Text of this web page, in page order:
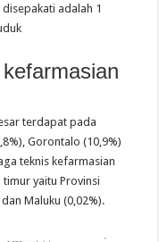
adalah 1
terdapat pada
Gorontalo (10,9%)
teknis kefarmasian
yaitu Provinsi
Maluku (0,02%).